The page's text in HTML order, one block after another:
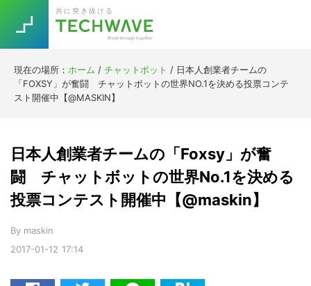
primary
navigation
main
content
primary
sidebar
footer
共に突き抜ける
現在の場所： ホーム / チャットボット / 日本人創業者チームの
「FOXSY」が奮闘 チャットボットの世界NO.1を決める投票コンテ
スト開催中【@MASKIN】
2017-01-12 17:14
日本人創業者チームの「Foxsy」が奮
闘 チャットボットの世界No.1を決める
投票コンテスト開催中【@maskin】
By maskin
TOPICS
Trend
Keywords
今話題の注目キーワード
5G Asana テレワーク
ニューノーマル
Daily Weekly